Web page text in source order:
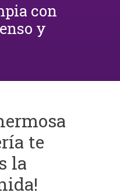
con
y
te
la